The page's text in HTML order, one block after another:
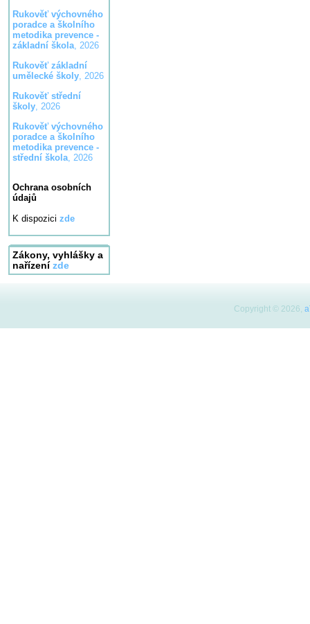
Rukověť výchovného
poradce a školního
metodika prevence -
základní škola, 2026
Rukověť základní
umělecké školy, 2026
Rukověť střední
školy, 2026
Rukověť výchovného
poradce a školního
metodika prevence -
střední škola, 2026
Ochrana osobních
údajů
K dispozici zde
Zákony, vyhlášky a
nařízení zde
Copyright © 2026,